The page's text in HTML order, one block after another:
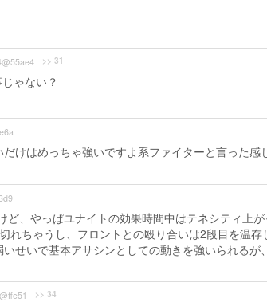
>> 31
ゃない？
けはめっちゃ強いですよ系ファイターと言った感
ど、やっぱユナイトの効果時間中はテネシティ上
れちゃうし、フロントとの殴り合いは2段目を温存
せいで基本アサシンとしての動きを強いられるが
>> 34